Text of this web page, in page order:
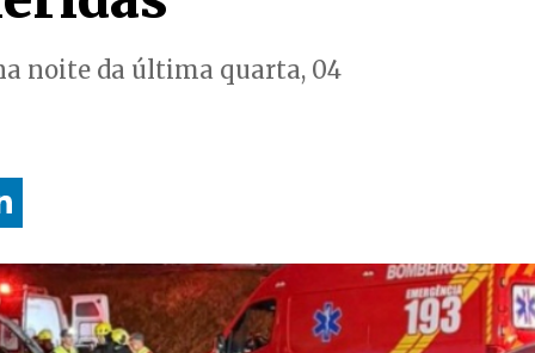
noite da última quarta, 04